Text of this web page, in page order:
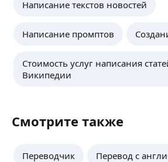
Написание текстов новостей
Написание промптов
Стоимость услуг написания
Википедии
Смотрите также
Переводчик Перевод с